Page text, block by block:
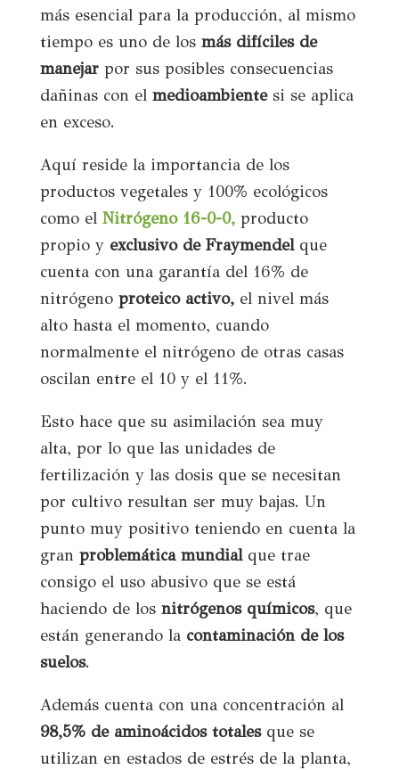
más esencial para la producción, al mismo
tiempo es uno de los más difíciles de
manejarpor sus posibles consecuencias
dañinas con el medioambientesi se aplica
en exceso.
Aquí reside la importancia de los
productos vegetales y 100% ecológicos
como el Nitrógeno 16-0-0, producto
propio y exclusivo de Fraymendelque
cuenta con una garantía del 16% de
nitrógeno proteico activo,el nivel más
alto hasta el momento, cuando
normalmente el nitrógeno de otras casas
oscilan entre el 10 y el 11%.
Esto hace que su asimilación sea muy
alta, por lo que las unidades de
fertilización y las dosis que se necesitan
por cultivo resultan ser muy bajas. Un
punto muy positivo teniendo en cuenta la
gran problemática mundialque trae
consigo el uso abusivo que se está
haciendo de los nitrógenos químicos, que
están generando la contaminación de los
suelos.
Además cuenta con una concentración al
98,5% de aminoácidos totalesque se
utilizan en estados de estrés de la planta,